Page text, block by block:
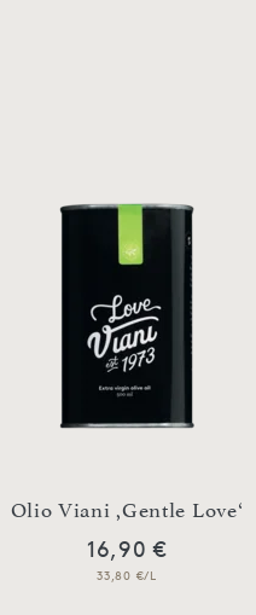
Olio Viani ,Gentle Love‘
16,90 €
33,80 €/L